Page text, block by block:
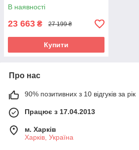
В наявності
23 663 ₴ 27 199 ₴
Купити
Про нас
90% позитивних з 10 відгуків за рік
Працює з 17.04.2013
м. Харків
Харків, Україна